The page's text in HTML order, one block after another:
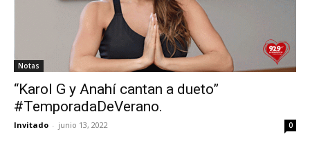
Notas
“Karol G y Anahí cantan a dueto”
#TemporadaDeVerano.
Invitado - junio 13, 2022 0